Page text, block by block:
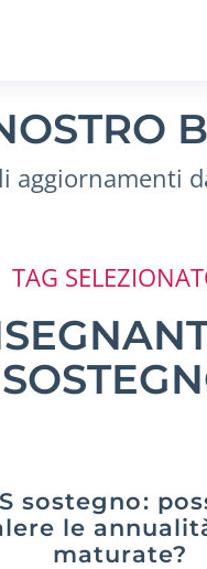
aggiornamenti
TAG
sostegno:
le
maturate?